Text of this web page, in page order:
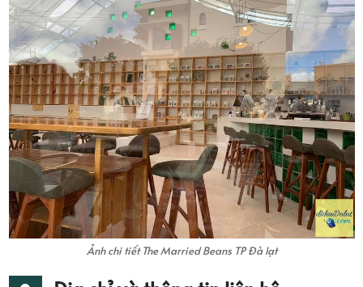
Ảnh chi tiết The Married Beans TP Đà lạt